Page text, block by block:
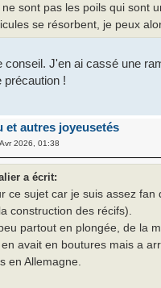
sont pas les poils qui sont
se résorbent, je peux
conseil. J'en ai cassé une
précaution !
et autres joyeusetés
2026, 01:38
a écrit:
ce sujet car je suis assez
construction des récifs).
partout en plongée, de la
avait en boutures mais a
en Allemagne.